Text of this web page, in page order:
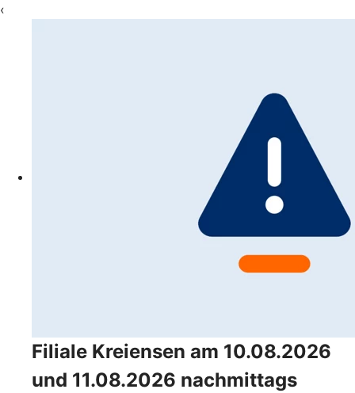
‹
Filiale Kreiensen am 10.08.2026
und 11.08.2026 nachmittags